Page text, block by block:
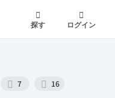
探す
ログイン
7 16